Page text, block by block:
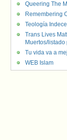
Queering The
Remembering
Teología
Trans Lives
Muertos/
Tu vida va a
WEB Islam